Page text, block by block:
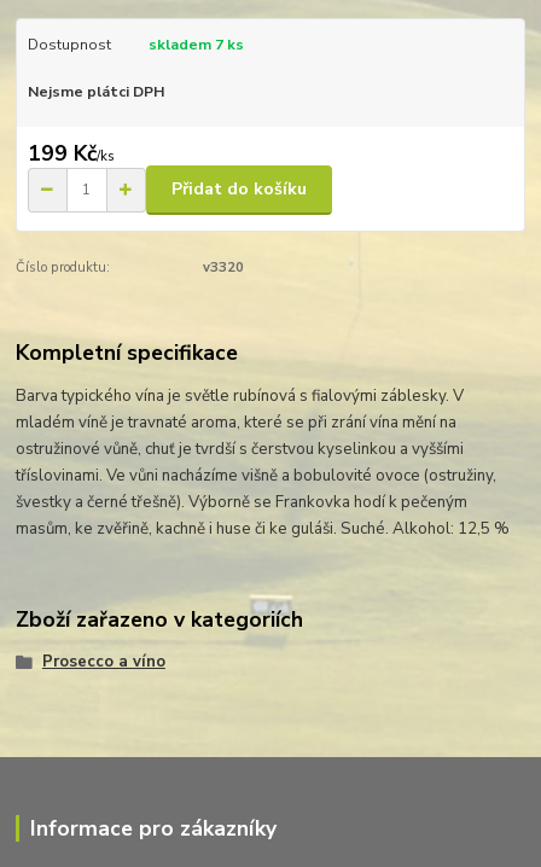
Dostupnost skladem 7 ks
Nejsme plátci DPH
199 Kč/ks
Přidat do košíku
Číslo produktu: v3320
Kompletní specifikace
Barva typického vína je světle rubínová s fialovými záblesky. V
mladém víně je travnaté aroma, které se při zrání vína mění na
ostružinové vůně, chuť je tvrdší s čerstvou kyselinkou a vyššími
tříslovinami. Ve vůni nacházíme višně a bobulovité ovoce (ostružiny,
švestky a černé třešně). Výborně se Frankovka hodí k pečeným
masům, ke zvěřině, kachně i huse či ke guláši. Suché. Alkohol: 12,5 %
Zboží zařazeno v kategoriích
Prosecco a víno
Informace pro zákazníky